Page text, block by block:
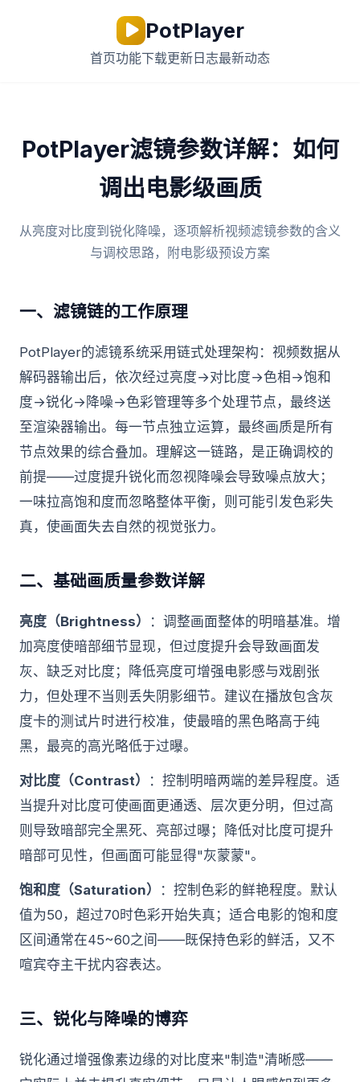
PotPlayer
首页功能下载更新日志最新动态
PotPlayer滤镜参数详解：如何
调出电影级画质
从亮度对比度到锐化降噪，逐项解析视频滤镜参数的含义
与调校思路，附电影级预设方案
一、滤镜链的工作原理
PotPlayer的滤镜系统采用链式处理架构：视频数据从
解码器输出后，依次经过亮度→对比度→色相→饱和
度→锐化→降噪→色彩管理等多个处理节点，最终送
至渲染器输出。每一节点独立运算，最终画质是所有
节点效果的综合叠加。理解这一链路，是正确调校的
前提——过度提升锐化而忽视降噪会导致噪点放大；
一味拉高饱和度而忽略整体平衡，则可能引发色彩失
真，使画面失去自然的视觉张力。
二、基础画质量参数详解
亮度（Brightness）
：调整画面整体的明暗基准。增
加亮度使暗部细节显现，但过度提升会导致画面发
灰、缺乏对比度；降低亮度可增强电影感与戏剧张
力，但处理不当则丢失阴影细节。建议在播放包含灰
度卡的测试片时进行校准，使最暗的黑色略高于纯
黑，最亮的高光略低于过曝。
对比度（Contrast）
：控制明暗两端的差异程度。适
当提升对比度可使画面更通透、层次更分明，但过高
则导致暗部完全黑死、亮部过曝；降低对比度可提升
暗部可见性，但画面可能显得"灰蒙蒙"。
饱和度（Saturation）
：控制色彩的鲜艳程度。默认
值为50，超过70时色彩开始失真；适合电影的饱和度
区间通常在45~60之间——既保持色彩的鲜活，又不
喧宾夺主干扰内容表达。
三、锐化与降噪的博弈
锐化通过增强像素边缘的对比度来"制造"清晰感——